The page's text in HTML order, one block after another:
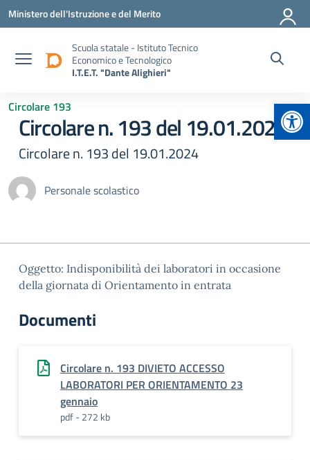
Vai ai contenuti
Vai al menu di navigazione
Vai al footer
Ministero dell'Istruzione e del Merito
Scuola statale - Istituto Tecnico
Economico e Tecnologico
I.T.E.T. "Dante Alighieri"
Circolare 193
Circolare n. 193 del 19.01.2024
Circolare n. 193 del 19.01.2024
Personale scolastico
Oggetto: Indisponibilità dei laboratori in occasione
della giornata di Orientamento in entrata
Documenti
Circolare n. 193 DIVIETO ACCESSO
LABORATORI PER ORIENTAMENTO 23
gennaio
pdf - 272 kb